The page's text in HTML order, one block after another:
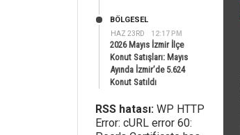
HAZ 23RD 12:17 PM
BÖLGESEL
2026 Mayıs İzmir İlçe
Konut Satışları: Mayıs
Ayında İzmir’de 5.624
Konut Satıldı
RSS hatası: WP HTTP
Error: cURL error 60: